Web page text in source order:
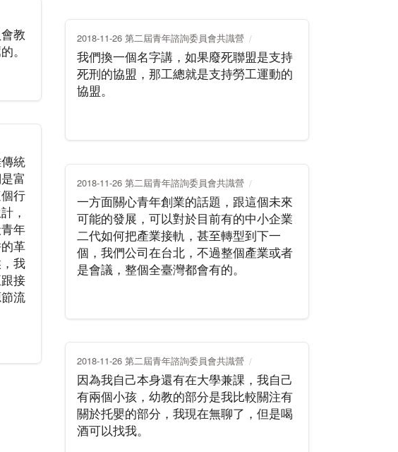
教
。
2018-11-26 第二屆青年諮詢委員會共識營
我們換一個名字講，如果廢死聯盟是支持
死刑的協盟，那工總就是支持勞工運動的
協盟。
統
富
行
，
年
革
我
接
流
2018-11-26 第二屆青年諮詢委員會共識營
一方面關心青年創業的話題，跟這個未來
可能的發展，可以對於目前有的中小企業
二代如何把產業接軌，甚至轉型到下一
個，我們公司在台北，不過整個產業或者
是會議，整個全臺灣都會有的。
2018-11-26 第二屆青年諮詢委員會共識營
因為我自己本身還有在大學兼課，我自己
有兩個小孩，幼教的部分是我比較關注有
關於托嬰的部分，我現在無聊了，但是喝
酒可以找我。